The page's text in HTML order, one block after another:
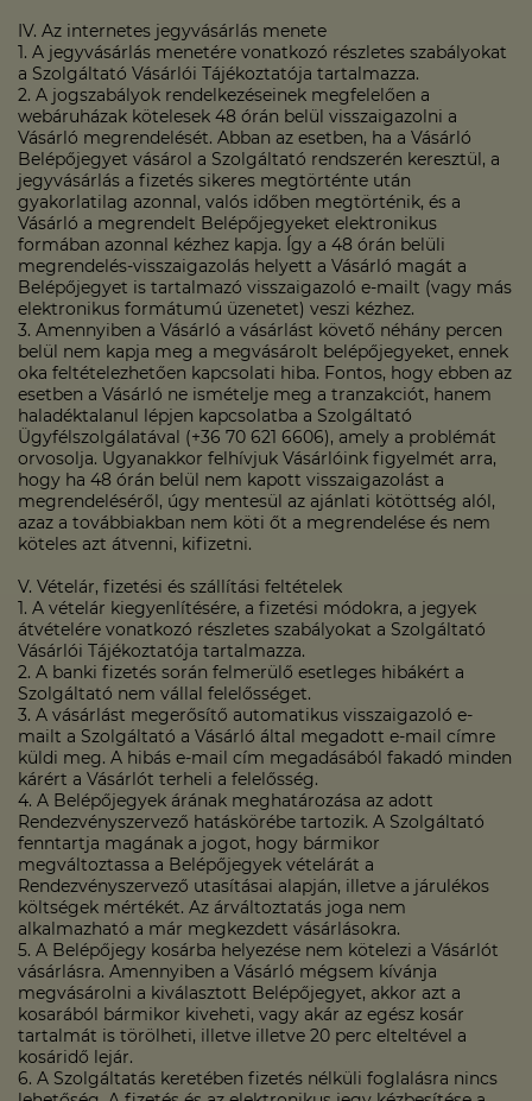
IV. Az internetes jegyvásárlás menete
1. A jegyvásárlás menetére vonatkozó részletes szabályokat
a Szolgáltató Vásárlói Tájékoztatója tartalmazza.
2. A jogszabályok rendelkezéseinek megfelelően a
webáruházak kötelesek 48 órán belül visszaigazolni a
Vásárló megrendelését. Abban az esetben, ha a Vásárló
Belépőjegyet vásárol a Szolgáltató rendszerén keresztül, a
jegyvásárlás a fizetés sikeres megtörténte után
gyakorlatilag azonnal, valós időben megtörténik, és a
Vásárló a megrendelt Belépőjegyeket elektronikus
formában azonnal kézhez kapja. Így a 48 órán belüli
megrendelés-visszaigazolás helyett a Vásárló magát a
Belépőjegyet is tartalmazó visszaigazoló e-mailt (vagy más
elektronikus formátumú üzenetet) veszi kézhez.
3. Amennyiben a Vásárló a vásárlást követő néhány percen
belül nem kapja meg a megvásárolt belépőjegyeket, ennek
oka feltételezhetően kapcsolati hiba. Fontos, hogy ebben az
esetben a Vásárló ne ismételje meg a tranzakciót, hanem
haladéktalanul lépjen kapcsolatba a Szolgáltató
Ügyfélszolgálatával (+36 70 621 6606), amely a problémát
orvosolja. Ugyanakkor felhívjuk Vásárlóink figyelmét arra,
hogy ha 48 órán belül nem kapott visszaigazolást a
megrendeléséről, úgy mentesül az ajánlati kötöttség alól,
azaz a továbbiakban nem köti őt a megrendelése és nem
köteles azt átvenni, kifizetni.
V. Vételár, fizetési és szállítási feltételek
1. A vételár kiegyenlítésére, a fizetési módokra, a jegyek
átvételére vonatkozó részletes szabályokat a Szolgáltató
Vásárlói Tájékoztatója tartalmazza.
2. A banki fizetés során felmerülő esetleges hibákért a
Szolgáltató nem vállal felelősséget.
3. A vásárlást megerősítő automatikus visszaigazoló e-
mailt a Szolgáltató a Vásárló által megadott e-mail címre
küldi meg. A hibás e-mail cím megadásából fakadó minden
kárért a Vásárlót terheli a felelősség.
4. A Belépőjegyek árának meghatározása az adott
Rendezvényszervező hatáskörébe tartozik. A Szolgáltató
fenntartja magának a jogot, hogy bármikor
megváltoztassa a Belépőjegyek vételárát a
Rendezvényszervező utasításai alapján, illetve a járulékos
költségek mértékét. Az árváltoztatás joga nem
alkalmazható a már megkezdett vásárlásokra.
5. A Belépőjegy kosárba helyezése nem kötelezi a Vásárlót
vásárlásra. Amennyiben a Vásárló mégsem kívánja
megvásárolni a kiválasztott Belépőjegyet, akkor azt a
kosarából bármikor kiveheti, vagy akár az egész kosár
tartalmát is törölheti, illetve illetve 20 perc elteltével a
kosáridő lejár.
6. A Szolgáltatás keretében fizetés nélküli foglalásra nincs